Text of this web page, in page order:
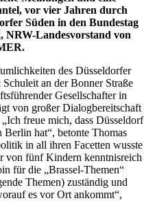
vor vier Jahren durch
Süden in den Bundestag
NRW-Landesvorstand von
des Düsseldorfer
an der Bonner Straße
Gesellschafter in
von großer Dialogbereitschaft
freue mich, dass Düsseldorf
Berlin hat“, betonte Thomas
in all ihren Facetten wusste
von fünf Kindern kenntnisreich
für die „Brassel-Themen“
Themen) zuständig und
es vor Ort ankommt“,